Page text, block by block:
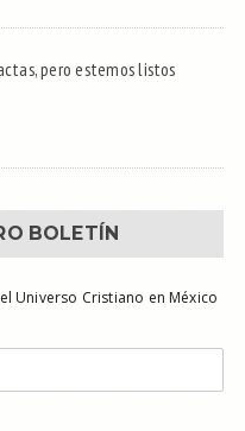
pero estemos listos
BOLETÍN
Universo Cristiano en México